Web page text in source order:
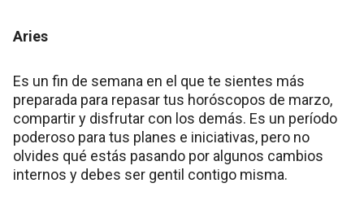
Aries
Es un fin de semana en el que te sientes más
preparada para repasar tus horóscopos de marzo,
compartir y disfrutar con los demás. Es un período
poderoso para tus planes e iniciativas, pero no
olvides qué estás pasando por algunos cambios
internos y debes ser gentil contigo misma.